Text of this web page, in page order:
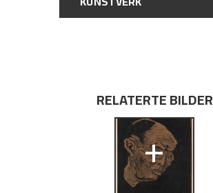
PROVENIENS
BIBLIOGRAFI
UTFORSK
RELATERTE BILDER
+